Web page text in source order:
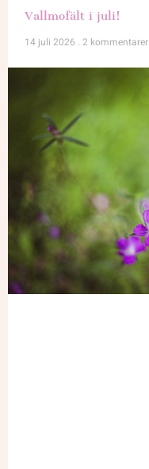
Vallmofält i juli!
14 juli 2026 2 kommentarer